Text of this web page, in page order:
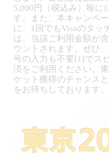
5,000円（税込み）毎に
す。また、本キャンペ
に、1回でもVisaのタッ
は、当該ご利用金額が
ウントされます。ぜひ
号の入力も不要[1]でス
済をご利用ください。
ケット獲得のチャンス
をお待ちしております。